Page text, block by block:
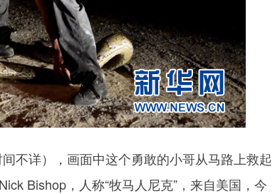
详），画面中这个勇敢的小哥从马路上救起
Bishop，人称“牧马人尼克”，来自美国，今